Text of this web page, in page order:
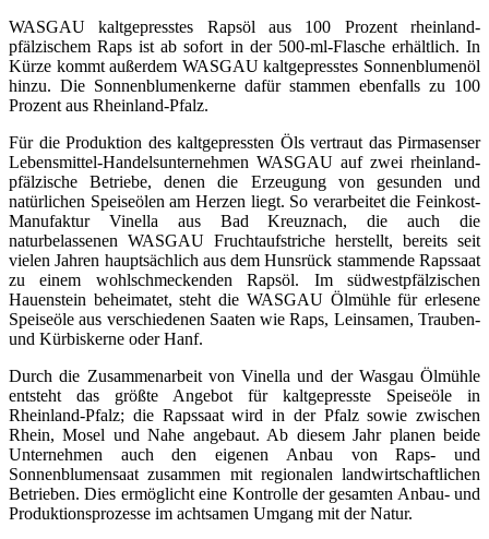
WASGAU kaltgepresstes Rapsöl aus 100 Prozent rheinland-
pfälzischem Raps ist ab sofort in der 500-ml-Flasche erhältlich. In
Kürze kommt außerdem WASGAU kaltgepresstes Sonnenblumenöl
hinzu. Die Sonnenblumenkerne dafür stammen ebenfalls zu 100
Prozent aus Rheinland-Pfalz.
Für die Produktion des kaltgepressten Öls vertraut das Pirmasenser
Lebensmittel-Handelsunternehmen WASGAU auf zwei rheinland-
pfälzische Betriebe, denen die Erzeugung von gesunden und
natürlichen Speiseölen am Herzen liegt. So verarbeitet die Feinkost-
Manufaktur Vinella aus Bad Kreuznach, die auch die
naturbelassenen WASGAU Fruchtaufstriche herstellt, bereits seit
vielen Jahren hauptsächlich aus dem Hunsrück stammende Rapssaat
zu einem wohlschmeckenden Rapsöl. Im südwestpfälzischen
Hauenstein beheimatet, steht die WASGAU Ölmühle für erlesene
Speiseöle aus verschiedenen Saaten wie Raps, Leinsamen, Trauben-
und Kürbiskerne oder Hanf.
Durch die Zusammenarbeit von Vinella und der Wasgau Ölmühle
entsteht das größte Angebot für kaltgepresste Speiseöle in
Rheinland-Pfalz; die Rapssaat wird in der Pfalz sowie zwischen
Rhein, Mosel und Nahe angebaut. Ab diesem Jahr planen beide
Unternehmen auch den eigenen Anbau von Raps- und
Sonnenblumensaat zusammen mit regionalen landwirtschaftlichen
Betrieben. Dies ermöglicht eine Kontrolle der gesamten Anbau- und
Produktionsprozesse im achtsamen Umgang mit der Natur.